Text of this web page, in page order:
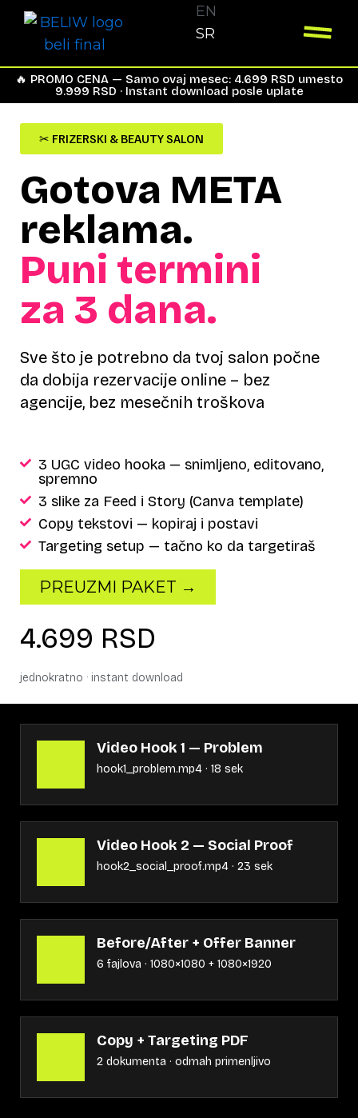
Пређи
садржај
EN
SR
🔥 PROMO CENA — Samo ovaj mesec: 4.699 RSD umesto
9.999 RSD · Instant download posle uplate
✂ FRIZERSKI & BEAUTY SALON
Gotova META
reklama.
Puni termini
za 3 dana.
Sve što je potrebno da tvoj salon počne
da dobija rezervacije online – bez
agencije, bez mesečnih troškova
3 UGC video hooka — snimljeno, editovano,
spremno
3 slike za Feed i Story (Canva template)
Copy tekstovi — kopiraj i postavi
Targeting setup — tačno ko da targetiraš
PREUZMI PAKET →
4.699 RSD
jednokratno · instant download
Video Hook 1 — Problem
hook1_problem.mp4 · 18 sek
Video Hook 2 — Social Proof
hook2_social_proof.mp4 · 23 sek
Before/After + Offer Banner
6 fajlova · 1080×1080 + 1080×1920
Copy + Targeting PDF
2 dokumenta · odmah primenljivo